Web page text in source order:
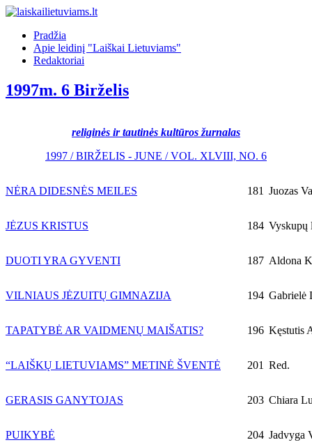
Pradžia
Apie leidinį "Laiškai Lietuviams"
Redaktoriai
1997m. 6 Birželis
religinės ir tautinės kultūros žurnalas
1997 / BIRŽELIS - JUNE / VOL. XLVIII, NO. 6
NĖRA DIDESNĖS MEILES 181 Juozas
JĖZUS KRISTUS 184 Vyskupų
DUOTI YRA GYVENTI 187 Aldona
VILNIAUS JĖZUITŲ GIMNAZIJA 194 Gabrielė
TAPATYBĖ AR VAIDMENŲ MAIŠATIS? 196 Kęstutis
“LAIŠKŲ LIETUVIAMS” METINĖ ŠVENTĖ 201 Red.
GERASIS GANYTOJAS 203 Chiara
PUIKYBĖ 204 Jadvyga